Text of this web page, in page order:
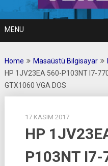
MENU
Home Masaüstü Bilgisayar
HP 1JV23EA 560-P103NT I7-
GTX1060 VGA DOS
17 KASIM 2017
HP
P103NT I7-